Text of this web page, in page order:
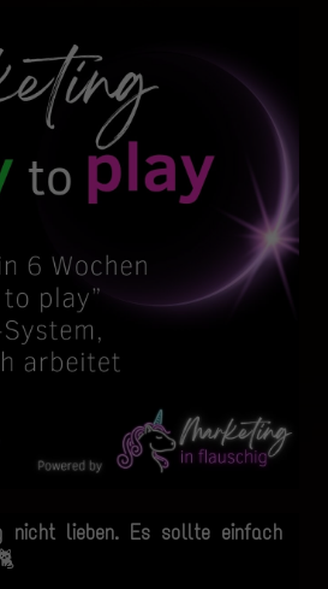
nicht lieben. Es sollte einfach